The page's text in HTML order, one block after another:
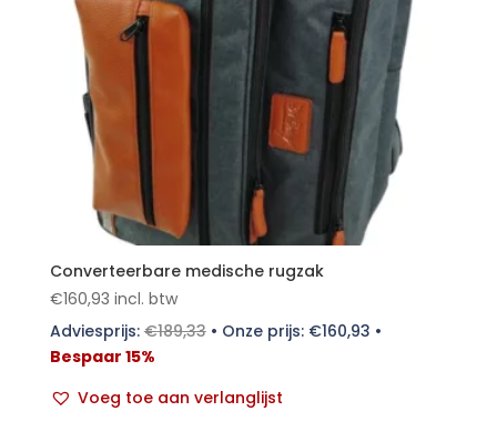
Converteerbare medische rugzak
€160,93 incl. btw
Adviesprijs:€189,33• Onze prijs: €160,93 •
Bespaar 15%
Voeg toe aan verlanglijst